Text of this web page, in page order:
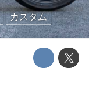
カスタム